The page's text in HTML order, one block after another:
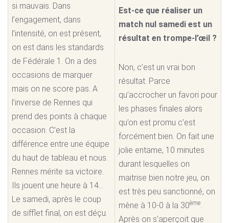
si mauvais. Dans
l’engagement, dans
l’intensité, on est présent,
on est dans les standards
de Fédérale 1. On a des
occasions de marquer
mais on ne score pas. A
l’inverse de Rennes qui
prend des points à chaque
occasion. C’est la
différence entre une équipe
du haut de tableau et nous.
Rennes mérite sa victoire.
Ils jouent une heure à 14…
Le samedi, après le coup
de sifflet final, on est déçu.
Est-ce que réaliser un
match nul samedi est un
résultat en trompe-l’œil ?
Non, c’est un vrai bon
résultat. Parce
qu’accrocher un favori pour
les phases finales alors
qu’on est promu c’est
forcément bien. On fait une
jolie entame, 10 minutes
durant lesquelles on
maitrise bien notre jeu, on
est très peu sanctionné, on
mène à 10-0 à la 30ème
Après on s’aperçoit que